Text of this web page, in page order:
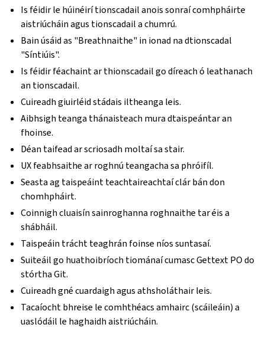
Is féidir le húinéirí tionscadail anois sonraí comhpháirte
aistriúcháin agus tionscadail a chumrú.
Bain úsáid as "Breathnaithe" in ionad na dtionscadal
"Síntiúis".
Is féidir féachaint ar thionscadail go díreach ó leathanach
an tionscadail.
Cuireadh giuirléid stádais iltheanga leis.
Aibhsigh teanga thánaisteach mura dtaispeántar an
fhoinse.
Déan taifead ar scriosadh moltaí sa stair.
UX feabhsaithe ar roghnú teangacha sa phróifíl.
Seasta ag taispeáint teachtaireachtaí clár bán don
chomhpháirt.
Coinnigh cluaisín sainroghanna roghnaithe tar éis a
shábháil.
Taispeáin trácht teaghrán foinse níos suntasaí.
Suiteáil go huathoibríoch tiománaí cumasc Gettext PO do
stórtha Git.
Cuireadh gné cuardaigh agus athsholáthair leis.
Tacaíocht bhreise le comhthéacs amhairc (scáileáin) a
uaslódáil le haghaidh aistriúcháin.